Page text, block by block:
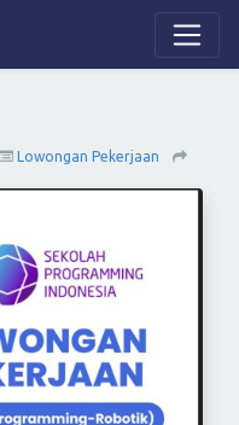
Lowongan Pekerjaan